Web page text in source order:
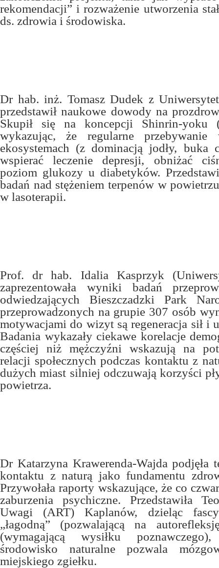
rekomendacji” i rozważenie utworzenia
ds. zdrowia i środowiska.
Dr hab. inż. Tomasz Dudek z
przedstawił naukowe dowody na
Skupił się na koncepcji Shinrin-yoku
wykazując, że regularne przebywanie
ekosystemach (z dominacją jodły, buka
wspierać leczenie depresji, obniżać
poziom glukozy u diabetyków.
badań nad stężeniem terpenów w
w lasoterapii.
Prof. dr hab. Idalia Kasprzyk
zaprezentowała wyniki badań
odwiedzających Bieszczadzki Park
przeprowadzonych na grupie 307 osób
motywacjami do wizyt są regeneracja sił i
Badania wykazały ciekawe korelacje
częściej niż mężczyźni wskazują na
relacji społecznych podczas kontaktu z
dużych miast silniej odczuwają korzyści
powietrza.
Dr Katarzyna Krawerenda-Wajda podjęła
kontaktu z naturą jako fundamentu
Przywołała raporty wskazujące, że co
zaburzenia psychiczne. Przedstawiła
Uwagi (ART) Kaplanów, dzieląc
„łagodną” (pozwalającą na
(wymagającą wysiłku
środowisko naturalne pozwala
miejskiego zgiełku.